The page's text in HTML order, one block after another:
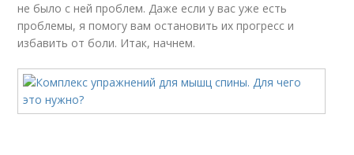
не было с ней проблем. Даже если у вас уже есть
проблемы, я помогу вам остановить их прогресс и
избавить от боли. Итак, начнем.